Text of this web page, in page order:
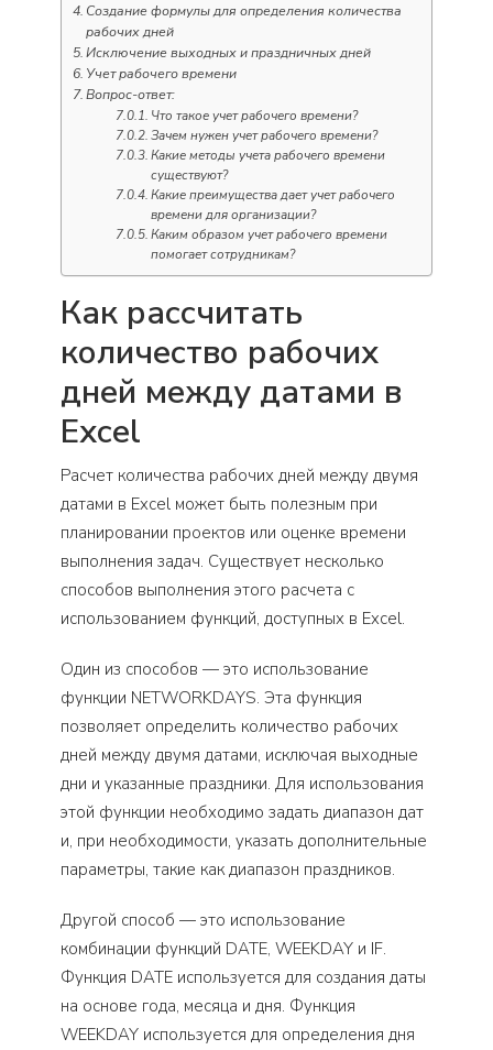
Создание формулы для определения количества
рабочих дней
Исключение выходных и праздничных дней
Учет рабочего времени
Вопрос-ответ:
Что такое учет рабочего времени?
Зачем нужен учет рабочего времени?
Какие методы учета рабочего времени
существуют?
Какие преимущества дает учет рабочего
времени для организации?
Каким образом учет рабочего времени
помогает сотрудникам?
Как рассчитать
количество рабочих
дней между датами в
Excel
Расчет количества рабочих дней между двумя
датами в Excel может быть полезным при
планировании проектов или оценке времени
выполнения задач. Существует несколько
способов выполнения этого расчета с
использованием функций, доступных в Excel.
Один из способов — это использование
функции NETWORKDAYS. Эта функция
позволяет определить количество рабочих
дней между двумя датами, исключая выходные
дни и указанные праздники. Для использования
этой функции необходимо задать диапазон дат
и, при необходимости, указать дополнительные
параметры, такие как диапазон праздников.
Другой способ — это использование
комбинации функций DATE, WEEKDAY и IF.
Функция DATE используется для создания даты
на основе года, месяца и дня. Функция
WEEKDAY используется для определения дня